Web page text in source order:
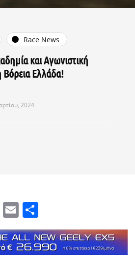
Race News
και Αγωνιστική
Ελλάδα!
2024
Reddit
Email